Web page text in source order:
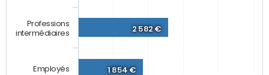
2 582 €
1 854 €
Professions
intermédiaires
Employés